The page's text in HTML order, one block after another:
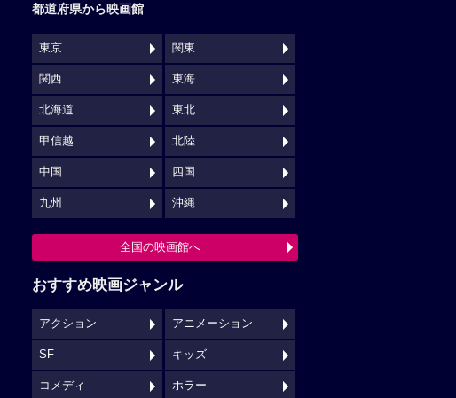
都道府県から映画館
東京 関東
関西 東海
北海道 東北
甲信越 北陸
中国 四国
九州 沖縄
全国の映画館へ
おすすめ映画ジャンル
アクション アニメーション
SF キッズ
コメディ ホラー